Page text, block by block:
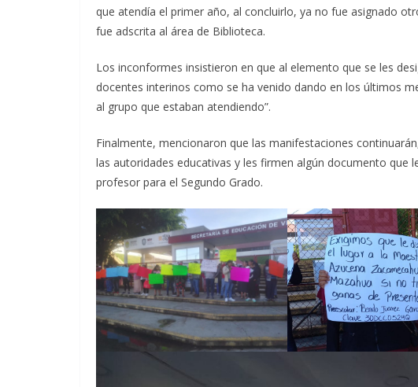
que atendía el primer año, al concluirlo, ya no fue asignado
fue adscrita al área de Biblioteca.
Los inconformes insistieron en que al elemento que se les
docentes interinos como se ha venido dando en los últimos
al grupo que estaban atendiendo”.
Finalmente, mencionaron que las manifestaciones
las autoridades educativas y les firmen algún documento que
profesor para el Segundo Grado.